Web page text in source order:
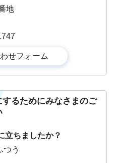
地
るためにみなさまのご
立ちましたか？
つう